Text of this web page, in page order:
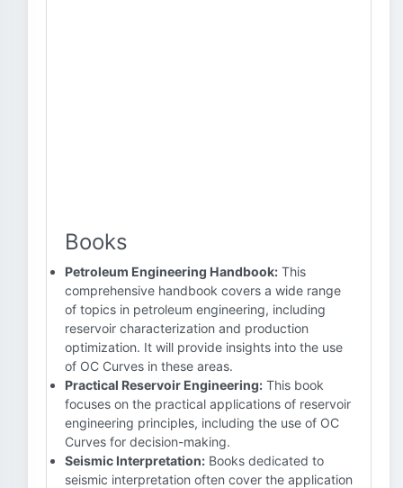
Books
Petroleum Engineering Handbook: This
comprehensive handbook covers a wide range
of topics in petroleum engineering, including
reservoir characterization and production
optimization. It will provide insights into the use
of OC Curves in these areas.
Practical Reservoir Engineering: This book
focuses on the practical applications of reservoir
engineering principles, including the use of OC
Curves for decision-making.
Seismic Interpretation: Books dedicated to
seismic interpretation often cover the application